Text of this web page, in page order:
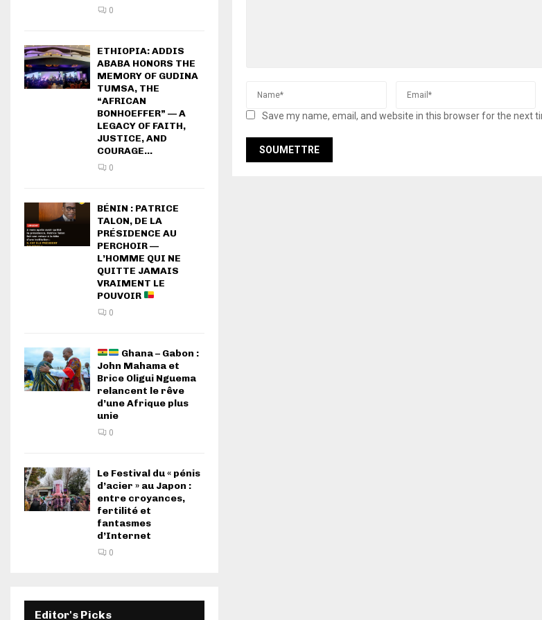
Save my name, email, and website in this browser for the next
0
ETHIOPIA: ADDIS
ABABA HONORS THE
MEMORY OF GUDINA
TUMSA, THE
“AFRICAN
BONHOEFFER” — A
LEGACY OF FAITH,
JUSTICE, AND
COURAGE...
0
BÉNIN : PATRICE
TALON, DE LA
PRÉSIDENCE AU
PERCHOIR —
L’HOMME QUI NE
QUITTE JAMAIS
VRAIMENT LE
POUVOIR
0
Ghana – Gabon :
John Mahama et
Brice Oligui Nguema
relancent le rêve
d’une Afrique plus
unie
0
Le Festival du « pénis
d’acier » au Japon :
entre croyances,
fertilité et
fantasmes
d’Internet
0
Editor's Picks